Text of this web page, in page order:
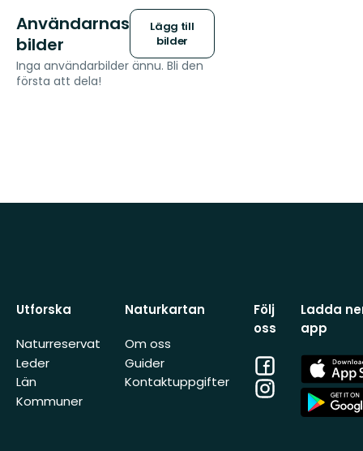
Användarnas
bilder
Lägg till
bilder
Inga användarbilder ännu. Bli den
första att dela!
Utforska
Naturreservat
Leder
Län
Kommuner
Naturkartan
Om oss
Guider
Kontaktuppgifter
Följ
oss
Facebook
Instagram
Ladda
app
App
Store
App
Store